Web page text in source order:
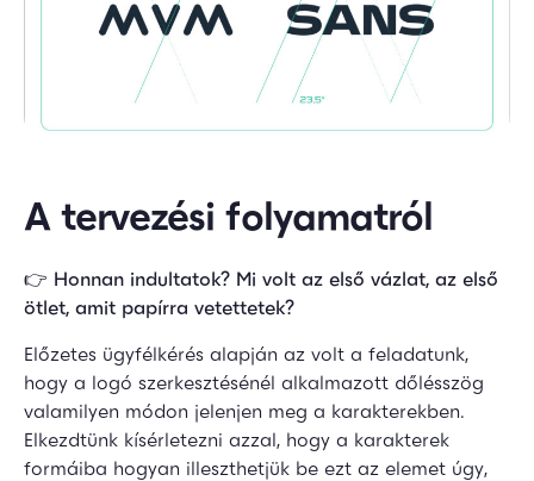
A tervezési folyamatról
👉 Honnan indultatok? Mi volt az első vázlat, az első
ötlet, amit papírra vetettetek?
Előzetes ügyfélkérés alapján az volt a feladatunk,
hogy a logó szerkesztésénél alkalmazott dőlésszög
valamilyen módon jelenjen meg a karakterekben.
Elkezdtünk kísérletezni azzal, hogy a karakterek
formáiba hogyan illeszthetjük be ezt az elemet úgy,